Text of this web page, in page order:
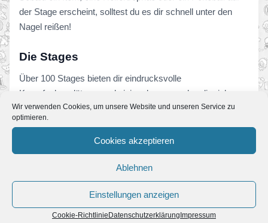
Wir verwenden Cookies, um unsere Website und unseren Service zu
optimieren.
Cookies akzeptieren
Ablehnen
Einstellungen anzeigen
Cookie-Richtlinie Datenschutzerklärung Impressum
der Stage erscheint, solltest du es dir schnell unter den
Nagel reißen!
Die Stages
Über 100 Stages bieten dir eindrucksvolle
Kampfschauplätze – und einige davon werden dir sicher
sehr bekannt vorkommen! Enthalten sind beispielsweise
die Muränentürme aus Splatoon, eine Animal Crossing-
Stadt namens Smash-Stadt, das New Donk City-Rathaus
aus Super Mario Odyssey und sogar die Achterpiste aus